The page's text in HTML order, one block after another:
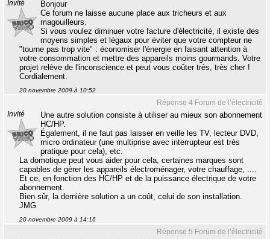
Invité
Bonjour
Ce forum ne laisse aucune place aux tricheurs et aux
magouilleurs.
Si vous voulez diminuer votre facture d'électricité, il existe des
moyens simples et légaux pour éviter que votre compteur ne
"tourne pas trop vite" : économiser l'énergie en faisant attention à
votre consommation et mettre des appareils moins gourmands. Votre
projet relève de l'inconscience et peut vous coûter très, très cher !
Cordialement.
20 novembre 2009 à 10:52
Réponse 4 Forum de l’électricité
Invité
Une autre solution consiste à utiliser au mieux son abonnement
HC/HP.
Également, il ne faut pas laisser en veille les TV, lecteur DVD,
micro ordinateur (une multiprise avec interrupteur est très
pratique pour cela), etc.
La domotique peut vous aider pour cela, certaines marques sont
capables de gérer les appareils électroménager, votre chauffage, ....
Et ce, en fonction des HC/HP et de la puissance électrique de votre
abonnement.
Bien sûr, la dernière solution a un coût, celui de son installation.
JMG
20 novembre 2009 à 14:16
Réponse 5 Forum de l’électricité